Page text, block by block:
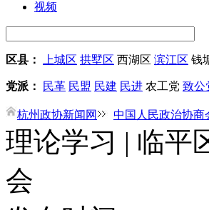
视频
区县： 上城区 拱墅区 西湖区 滨江区 钱
党派： 民革 民盟 民建 民进 农工党 致公
杭州政协新闻网 中国人民政治协商
理论学习 | 临平
会